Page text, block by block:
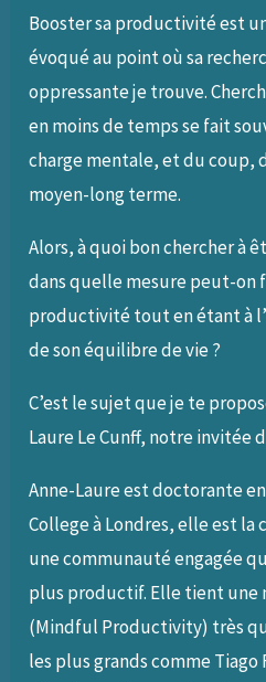
Booster sa productivité est
évoqué au point où sa
oppressante je trouve.
en moins de temps se fait
charge mentale, et du coup,
moyen-long terme.
Alors, à quoi bon chercher à
dans quelle mesure peut-on
productivité tout en étant à
de son équilibre de vie ?
C’est le sujet que je te
Laure Le Cunff, notre invitée
Anne-Laure est doctorante
College à Londres, elle est la
une communauté engagée
plus productif. Elle tient
(Mindful Productivity) très
les plus grands comme